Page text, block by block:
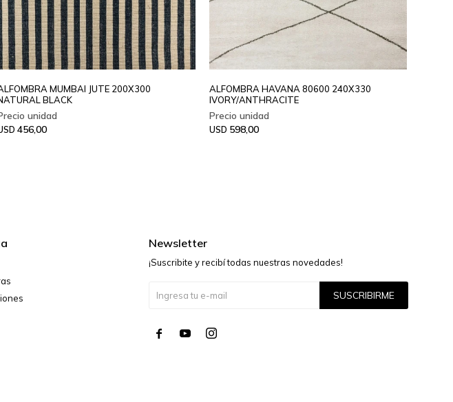
MUMBAI JUTE 200X300
BLACK
456,00
ALFOMBRA HAVANA 80600 240X330
IVORY/ANTHRACITE
USD 598,00
Newsletter
¡Suscribite y recibí todas nuestras novedades!
SUSCRIBIRME
  